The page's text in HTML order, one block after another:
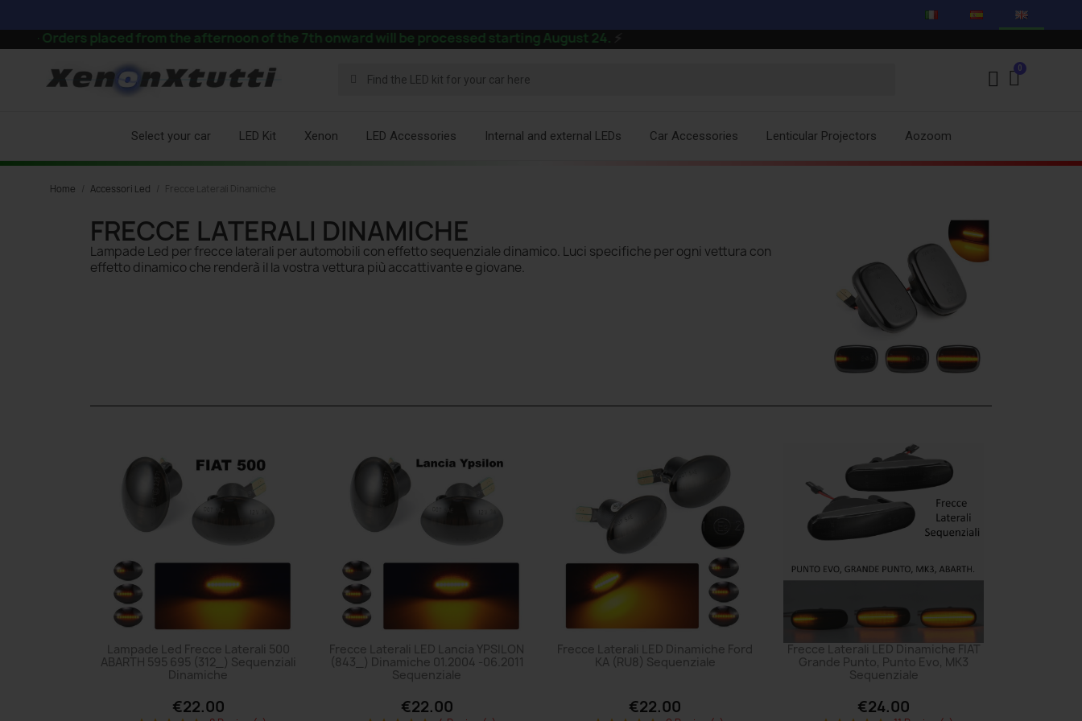
placed from the afternoon of the 7th onward will be processed starting August 24.⚡
Select your car LED Kit Xenon LED Accessories Internal and external LEDs Car Accessories Lenticular Projectors Aozoom
Home Accessori Led Frecce Laterali Dinamiche
FRECCE LATERALI DINAMICHE
Lampade Led per frecce laterali per automobili con effetto sequenziale dinamico. Luci specifiche per ogni vettura con
effetto dinamico che renderà il la vostra vettura più accattivante e giovane.
Lampade Led Frecce Laterali 500
ABARTH 595 695 (312_) Sequenziali
Dinamiche
€22.00
Frecce Laterali LED Lancia YPSILON
(843_) Dinamiche 01.2004 -06.2011
Sequenziale
€22.00
Frecce Laterali LED Dinamiche Ford
KA (RU8) Sequenziale
€22.00
Frecce Laterali LED Dinamiche FIAT
Grande Punto, Punto Evo, MK3
Sequenziale
€24.00